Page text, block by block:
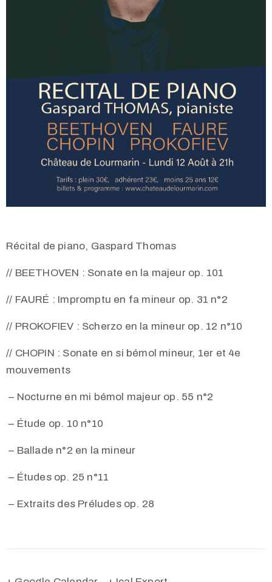
Récital de piano, Gaspard Thomas
// BEETHOVEN : Sonate en la majeur op. 101
// FAURÉ : Impromptu en fa mineur op. 31 n°2
// PROKOFIEV : Scherzo en la mineur op. 12 n°10
// CHOPIN : Sonate en si bémol mineur, 1er et 4e
mouvements
– Nocturne en mi bémol majeur op. 55 n°2
– Étude op. 10 n°10
– Ballade n°2 en la mineur
– Études op. 25 n°11
– Extraits des Préludes op. 28